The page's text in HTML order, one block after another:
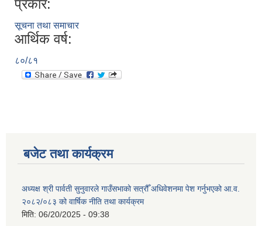
प्रकार:
सूचना तथा समाचार
आर्थिक वर्ष:
८०/८१
बजेट तथा कार्यक्रम
अध्यक्ष श्री पार्वती सुनुवारले गाउँसभाको सत्रौँ अधिवेशनमा पेश गर्नुभएको आ.व.
२०८२/०८३ को वार्षिक नीति तथा कार्यक्रम
मिति: 06/20/2025 - 09:38